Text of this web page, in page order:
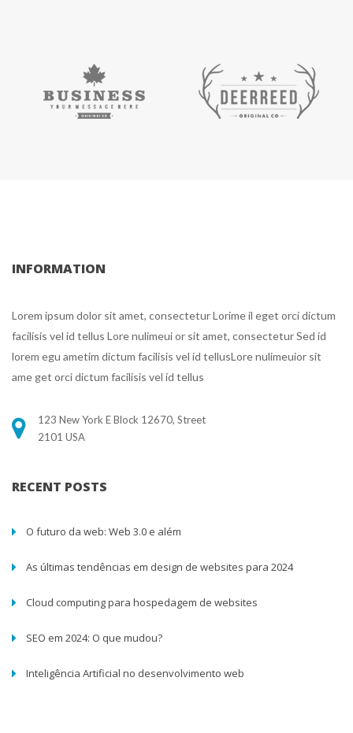
INFORMATION
Lorem ipsum dolor sit amet, consectetur Lorime il eget orci dictum
facilisis vel id tellus Lore nulimeui or sit amet, consectetur Sed id
lorem egu ametim dictum facilisis vel id tellusLore nulimeuior sit
ame get orci dictum facilisis vel id tellu
123 New York E Block 12670, Street
2101 USA
RECENT POSTS
O futuro da web: Web 3.0 e além
As últimas tendências em design de websites para 2024
Cloud computing para hospedagem de website
SEO em 2024: O que mudou?
Inteligência Artificial no desenvolvimento web